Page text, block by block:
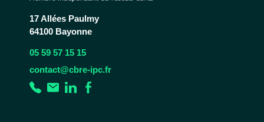
17 Allées Paulmy
64100 Bayonne
05 59 57 15 15
contact@cbre-ipc.fr